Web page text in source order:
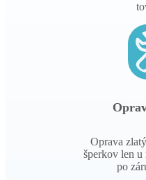
Oprava
šperkov len u
po